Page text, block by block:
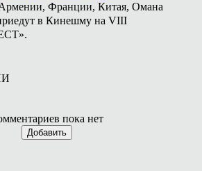
Франции, Китая, Омана
в Кинешму на VIII
пока нет
Добавить